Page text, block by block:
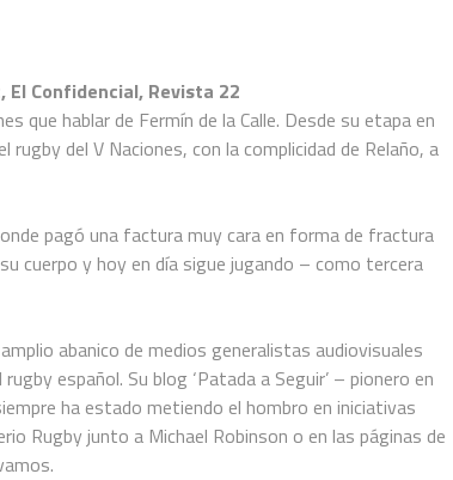
El Confidencial, Revista 22
que hablar de Fermín de la Calle. Desde su etapa en
del V Naciones, con la complicidad de Relaño, a
pagó una factura muy cara en forma de fractura
cuerpo y hoy en día sigue jugando – como tercera
abanico de medios generalistas audiovisuales
español. Su blog ‘Patada a Seguir’ – pionero en
ha estado metiendo el hombro en iniciativas
Rugby junto a Michael Robinson o en las páginas de